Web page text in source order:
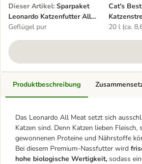
Dieser Artikel: Sparpaket
Leonardo Katzenfutter All
Meat 24 x 800 g
Geflügel pur
Cat's
20 l (ca.
Produktbeschreibung
Das Leonardo All Meat setzt sich
Katzen sind. Denn Katzen lieben
gewonnenen Proteine und Nährstoffe
Bei diesem Premium-Nassfutter wird
hohe biologische Wertigkeit, sodass